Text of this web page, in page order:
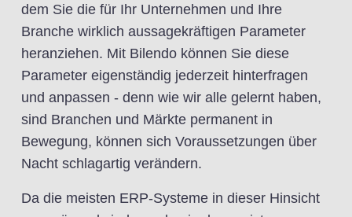
dem Sie die für Ihr Unternehmen und Ihre
Branche wirklich aussagekräftigen Parameter
heranziehen. Mit Bilendo können Sie diese
Parameter eigenständig jederzeit hinterfragen
und anpassen - denn wie wir alle gelernt haben,
sind Branchen und Märkte permanent in
Bewegung, können sich Voraussetzungen über
Nacht schlagartig verändern.
Da die meisten ERP-Systeme in dieser Hinsicht